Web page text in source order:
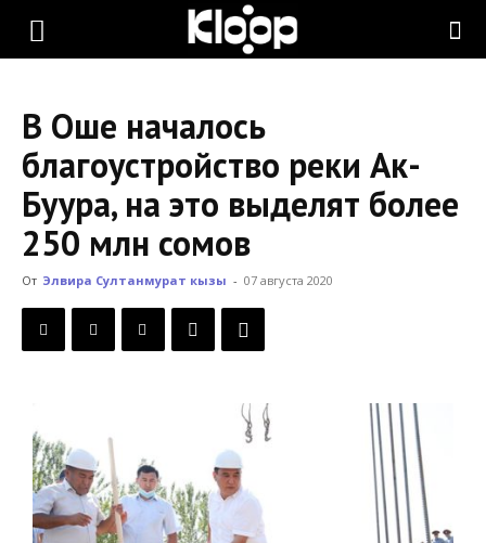
KLOOP.KG
Новости
Кыргызстана
В Оше началось
благоустройство реки Ак-
Буура, на это выделят более
250 млн сомов
От Элвира Султанмурат кызы - 07 августа 2020